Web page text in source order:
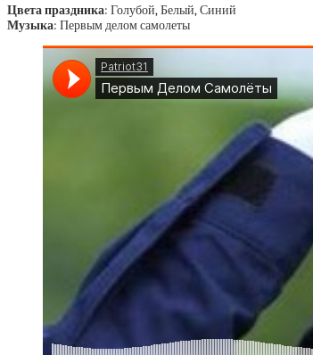
Цвета праздника: Голубой, Белый, Синий
Музыка: Первым делом самолеты